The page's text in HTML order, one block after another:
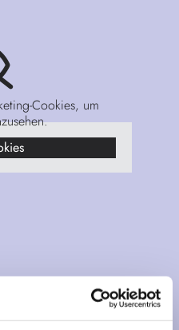
Cookies, um